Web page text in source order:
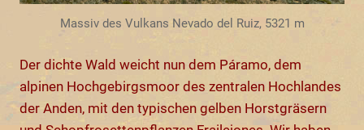
Massiv des Vulkans Nevado del Ruiz, 5321 m
Der dichte Wald weicht nun dem Páramo, dem
alpinen Hochgebirgsmoor des zentralen Hochlandes
der Anden, mit den typischen gelben Horstgräsern